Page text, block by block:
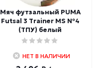
Мяч футзальный PUMA
Futsal 3 Trainer MS №4
(ТПУ) белый
НЕТ В НАЛИЧИИ